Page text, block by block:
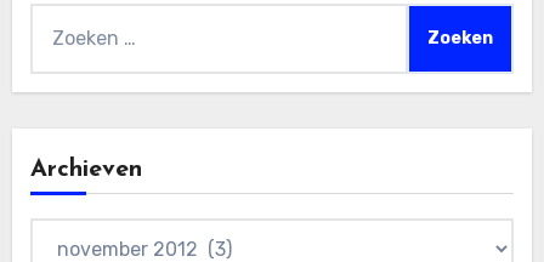
naar:
Archieven